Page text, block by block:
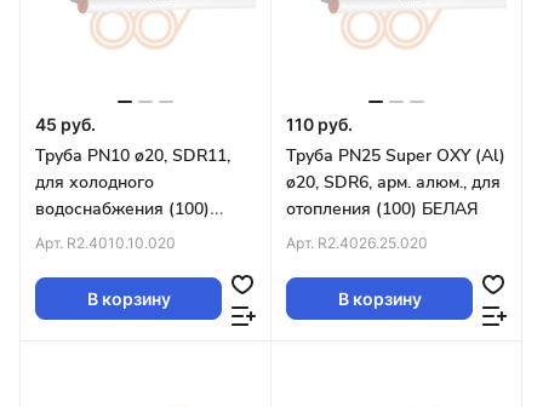
45 руб.
Труба PN10 ø20, SDR11,
для холодного
водоснабжения (100)
БЕЛАЯ
Арт. R2.4010.10.020
В корзину
110 руб.
Труба PN25 Super OXY (Al)
ø20, SDR6, арм. алюм., для
отопления (100) БЕЛАЯ
Арт. R2.4026.25.020
В корзину